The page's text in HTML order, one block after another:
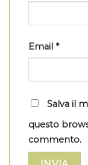
Email *
Salva il
questo
commento.